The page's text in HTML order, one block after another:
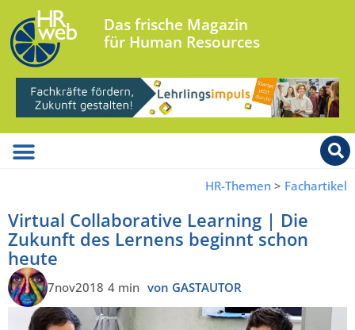
Das frische Magazin
für Human Resources
HR-Themen > Fachartikel
Virtual Collaborative Learning | Die
Zukunft des Lernens beginnt schon
heute
7nov2018 4 min von GASTAUTOR